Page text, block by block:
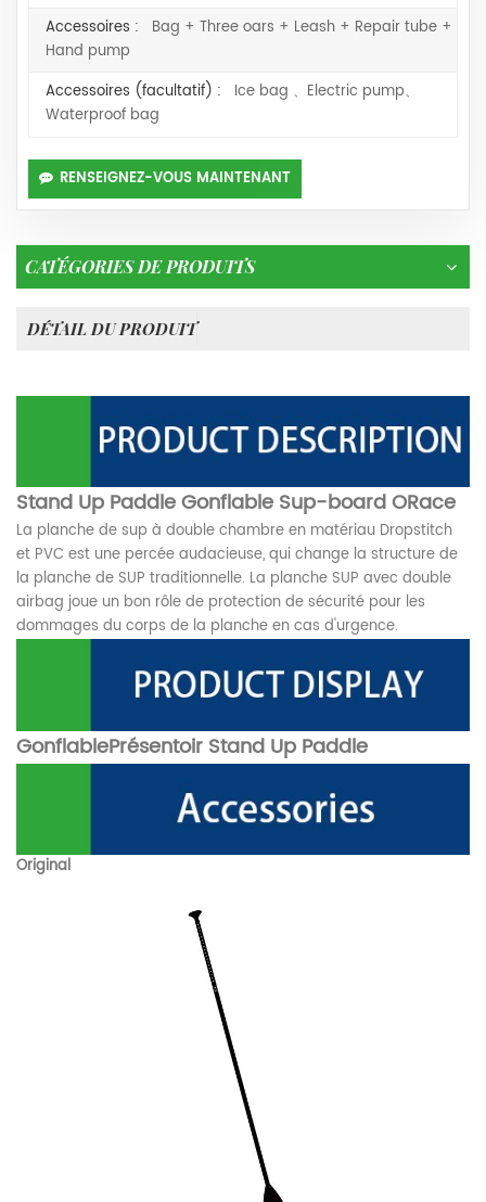
Accessoires :
Bag + Three oars + Leash + Repair tube +
Hand pump
Accessoires (facultatif) :
Ice bag 、Electric pump、
Waterproof bag
RENSEIGNEZ-VOUS MAINTENANT
CATÉGORIES DE PRODUITS
DÉTAIL DU PRODUIT
Stand Up Paddle Gonflable Sup-board ORace
La planche de sup à double chambre en matériau Dropstitch
et PVC est une percée audacieuse, qui change la structure de
la planche de SUP traditionnelle. La planche SUP avec double
airbag joue un bon rôle de protection de sécurité pour les
dommages du corps de la planche en cas d'urgence.
GonflablePrésentoir Stand Up Paddle
Original